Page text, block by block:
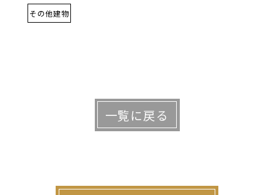
その他建物
一覧に戻る